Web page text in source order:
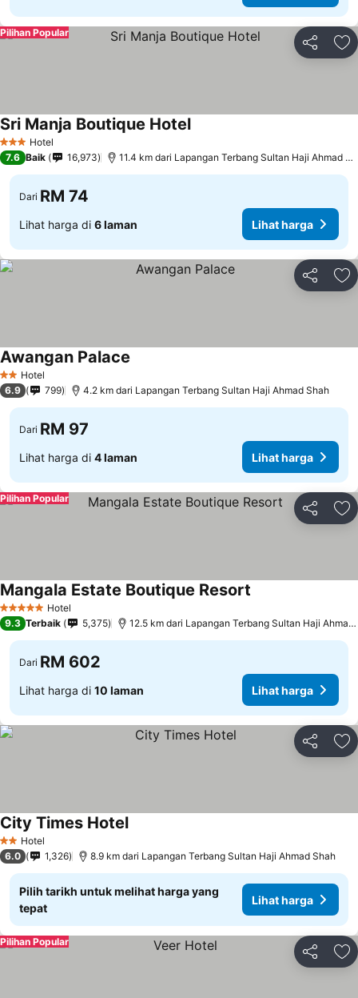
Kongsi
Pilihan Popular
3 BintangHotel
Sri Manja Boutique Hotel
7.6 Baik 16,973 11.4 km dari Lapangan Terbang Sultan Haji Ahmad Shah
Dari RM 74
Lihat harga di 6 laman Lihat harga
Kongsi
2 Bintang
Hotel
Awangan Palace
6.9 799 4.2 km dari Lapangan Terbang Sultan Haji Ahmad Shah
Dari RM 97
Lihat harga di 4 laman Lihat harga
Kongsi
Pilihan Popular
5 Bintang Hotel
Mangala Estate Boutique Resort
9.3 Terbaik 5,375 12.5 km dari Lapangan Terbang Sultan Haji Ahmad Shah
Dari RM 602
Lihat harga di 10 laman Lihat harga
Kongsi
2 Bintang
Hotel
City Times Hotel
6.0 1,326 8.9 km dari Lapangan Terbang Sultan Haji Ahmad Shah
Pilih tarikh untuk melihat harga yang
tepat
Lihat harga
Kongsi
Pilihan Popular